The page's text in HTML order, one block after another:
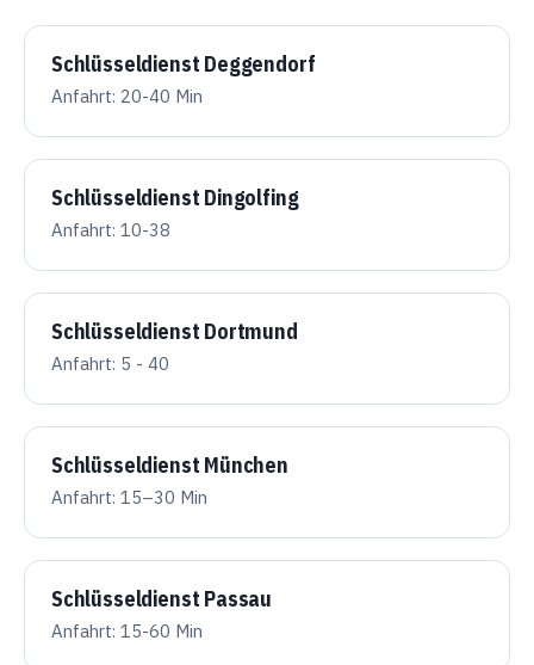
Schlüsseldienst Deggendorf
Anfahrt: 20-40 Min
Schlüsseldienst Dingolfing
Anfahrt: 10-38
Schlüsseldienst Dortmund
Anfahrt: 5 - 40
Schlüsseldienst München
Anfahrt: 15–30 Min
Schlüsseldienst Passau
Anfahrt: 15-60 Min